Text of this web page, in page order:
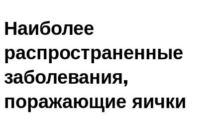
Наиболее
распространенные
заболевания,
поражающие яички